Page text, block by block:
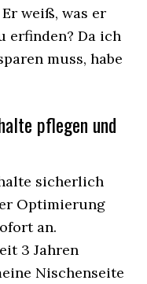
Er weiß, was er
erfinden? Da ich
muss, habe
pflegen und
sicherlich
Optimierung
an.
3 Jahren
Nischenseite